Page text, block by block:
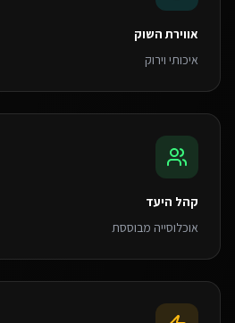
אווירת השוק
איכותי וירוק
קהל היעד
אוכלוסייה מבוססת